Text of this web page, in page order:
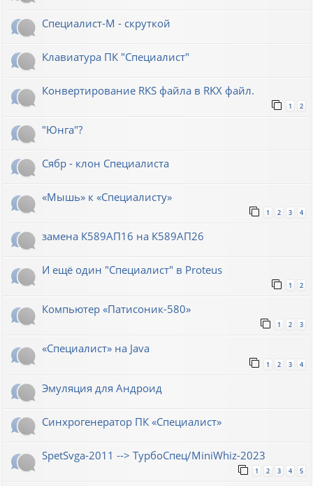
Специалист-М - скруткой
Клавиатура ПК "Специалист"
Конвертирование RKS файла в RKX файл.
1 2
"Юнга"?
Сябр - клон Специалиста
«Мышь» к «Специалисту»
1 2 3 4
замена К589АП16 на К589АП26
И ещё один "Специалист" в Proteus
1 2
Компьютер «Патисоник-580»
1 2 3
«Специалист» на Java
1 2 3 4
Эмуляция для Андроид
Синхрогенератор ПК «Специалист»
SpetSvga-2011 --> ТурбоСпец/MiniWhiz-2023
1 2 3 4 5